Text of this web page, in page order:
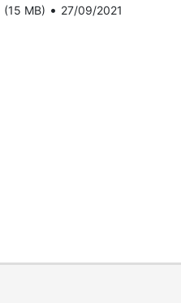
(15 MB) • 27/09/2021